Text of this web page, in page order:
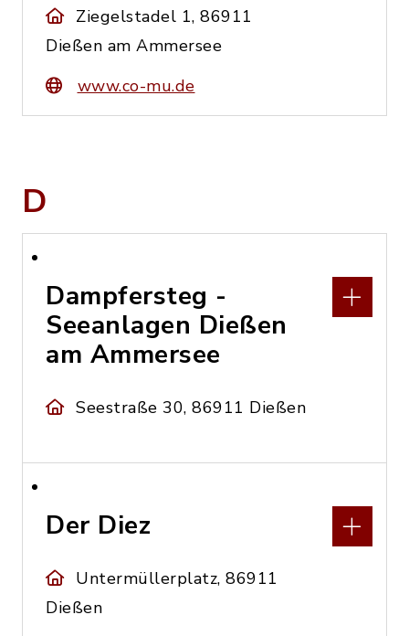
Ziegelstadel 1, 86911
Dießen am Ammersee
www.co-mu.de
D
Dampfersteg -
Seeanlagen Dießen
am Ammersee
Seestraße 30, 86911 Dießen
Der Diez
Untermüllerplatz, 86911
Dießen